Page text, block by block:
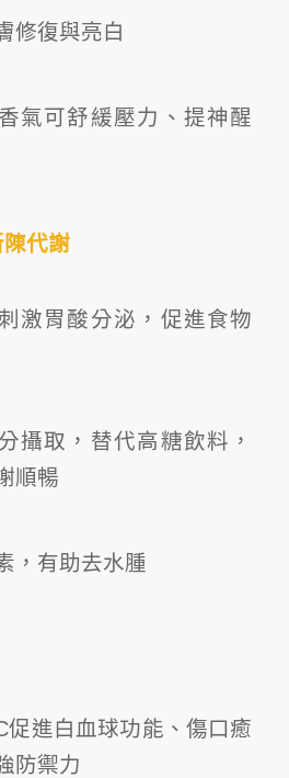
修復與亮白
氣可舒緩壓力、提神醒
代謝
激胃酸分泌，促進食物
攝取，替代高糖飲料，
順暢
，有助去水腫
促進白血球功能、傷口癒
防禦力